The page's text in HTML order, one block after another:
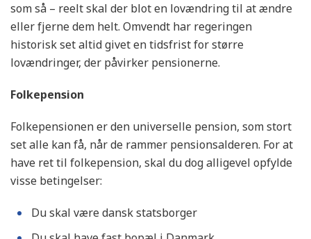
som så – reelt skal der blot en lovændring til at ændre
eller fjerne dem helt. Omvendt har regeringen
historisk set altid givet en tidsfrist for større
lovændringer, der påvirker pensionerne.
Folkepension
Folkepensionen er den universelle pension, som stort
set alle kan få, når de rammer pensionsalderen. For at
have ret til folkepension, skal du dog alligevel opfylde
visse betingelser:
Du skal være dansk statsborger